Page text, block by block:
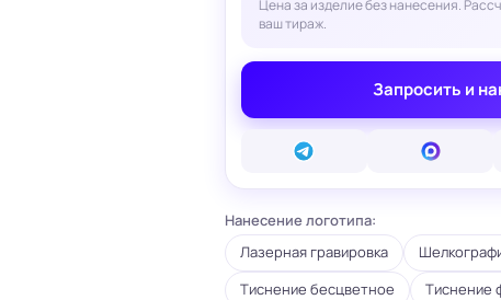
Картонные коробки
Печать на фотобумаге
Печать на
пленке
Баннеры
Печать на холсте
Шелфтокеры
Цена за изделие без нанесения.
ваш тираж.
Запросить и
Нанесение логотипа:
Лазерная гравировка
Тиснение бесцветное
Тиснение